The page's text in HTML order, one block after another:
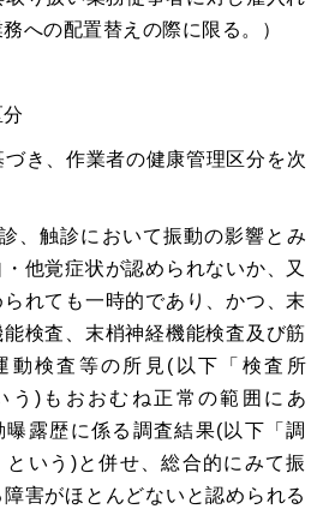
への配置替えの際に限る。）
き、作業者の健康管理区分を次
、触診において振動の影響とみ
・他覚症状が認められないか、又
られても一時的であり、かつ、末
検査、末梢神経機能検査及び筋
動検査等の所見(以下「検査所
う)もおおむね正常の範囲にあ
曝露歴に係る調査結果(以下「調
という)と併せ、総合的にみて振
害がほとんどないと認められる